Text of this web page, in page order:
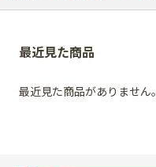
最近見た商品
最近見た商品がありません。